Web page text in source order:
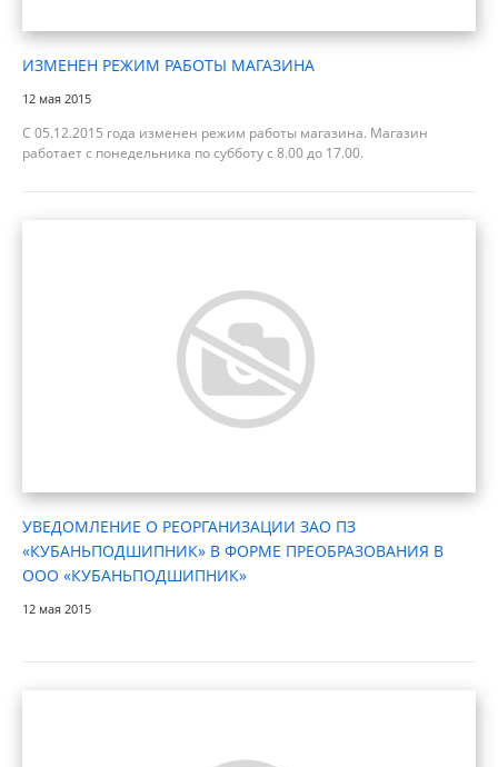
ИЗМЕНЕН РЕЖИМ РАБОТЫ МАГАЗИНА
12 мая 2015
С 05.12.2015 года изменен режим работы магазина. Магазин
работает с понедельника по субботу с 8.00 до 17.00.
УВЕДОМЛЕНИЕ О РЕОРГАНИЗАЦИИ ЗАО ПЗ
«КУБАНЬПОДШИПНИК» В ФОРМЕ ПРЕОБРАЗОВАНИЯ В
ООО «КУБАНЬПОДШИПНИК»
12 мая 2015